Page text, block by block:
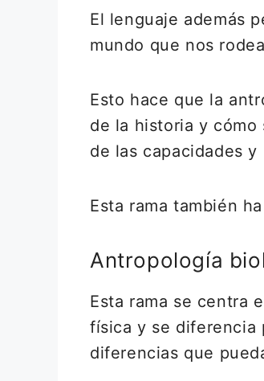
El lenguaje además
mundo que nos
Esto hace que la
de la historia y
de las capacidades
Esta rama también
Antropología
Esta rama se centra
física y se diferencia
diferencias que